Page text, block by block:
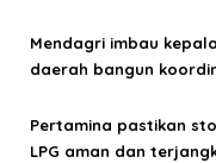
o
s
warga miskin
Mendagri imbau kepala
daerah bangun
aman dan damai
Pertamina pastikan
LPG aman dan